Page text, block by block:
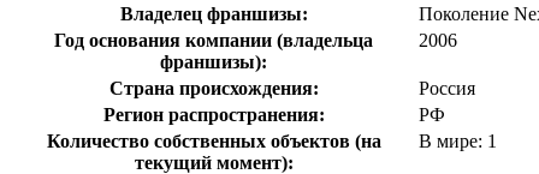
Владелец франшизы:
Поколение
Год основания компании (владельца
франшизы):
2006
Страна происхождения:
Россия
Регион распространения:
РФ
Количество собственных объектов (на
текущий момент):
В мире: 1